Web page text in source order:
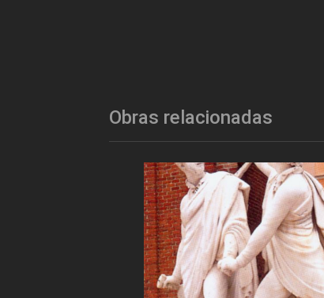
Obras relacionadas